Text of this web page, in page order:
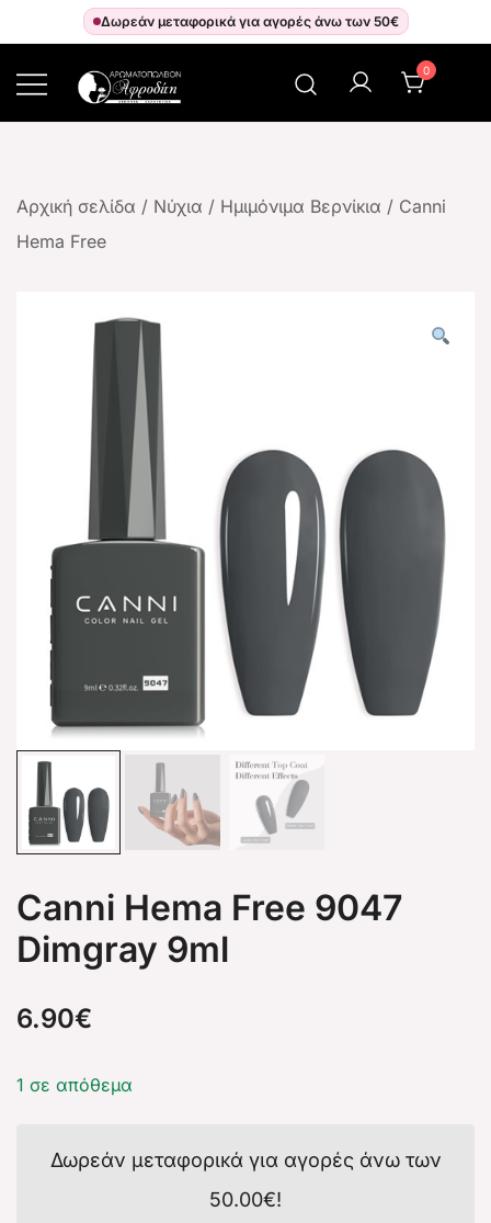
Δωρεάν μεταφορικά για αγορές άνω των 50€
0
Αρχική σελίδα / Νύχια / Ημιμόνιμα Βερνίκια / Canni
Hema Free
Canni Hema Free 9047
Dimgray 9ml
6.90€
1 σε απόθεμα
Δωρεάν μεταφορικά για αγορές άνω των
50.00€!